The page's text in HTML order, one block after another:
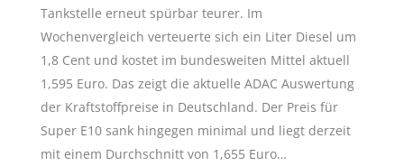
Tankstelle erneut spürbar teurer. Im
Wochenvergleich verteuerte sich ein Liter Diesel um
1,8 Cent und kostet im bundesweiten Mittel aktuell
1,595 Euro. Das zeigt die aktuelle ADAC Auswertung
der Kraftstoffpreise in Deutschland. Der Preis für
Super E10 sank hingegen minimal und liegt derzeit
mit einem Durchschnitt von 1,655 Euro…